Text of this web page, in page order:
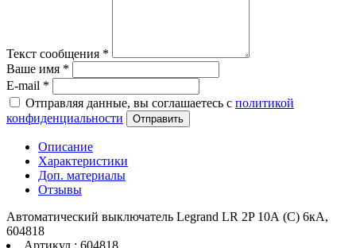
Текст сообщения *
Ваше имя *
E-mail *
Отправляя данные, вы соглашаетесь с политикой
конфиденциальности
Отправить
Описание
Характеристики
Доп. материалы
Отзывы
Автоматический выключатель Legrand LR 2P 10А (C) 6кА,
604818
Артикул : 604818